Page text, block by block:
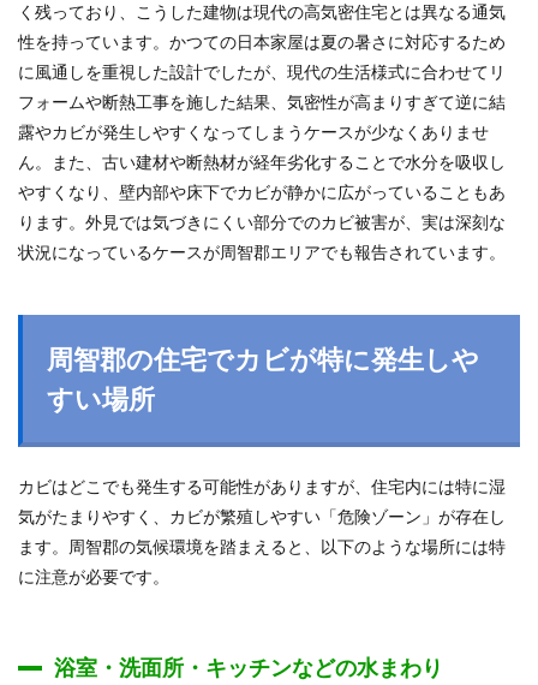
く残っており、こうした建物は現代の高気密住宅とは異なる通気
性を持っています。かつての日本家屋は夏の暑さに対応するため
に風通しを重視した設計でしたが、現代の生活様式に合わせてリ
フォームや断熱工事を施した結果、気密性が高まりすぎて逆に結
露やカビが発生しやすくなってしまうケースが少なくありませ
ん。また、古い建材や断熱材が経年劣化することで水分を吸収し
やすくなり、壁内部や床下でカビが静かに広がっていることもあ
ります。外見では気づきにくい部分でのカビ被害が、実は深刻な
状況になっているケースが周智郡エリアでも報告されています。
周智郡の住宅でカビが特に発生しや
すい場所
カビはどこでも発生する可能性がありますが、住宅内には特に湿
気がたまりやすく、カビが繁殖しやすい「危険ゾーン」が存在し
ます。周智郡の気候環境を踏まえると、以下のような場所には特
に注意が必要です。
浴室・洗面所・キッチンなどの水まわり